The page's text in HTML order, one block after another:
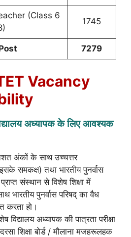
(Class 6
1745
7279
Vacancy
अध्यापक के लिए आवश्यक
अंकों के साथ उच्चत्तर
समकक्ष) तथा भारतीय पुनर्वास
संस्थान से विशेष शिक्षा में
भारतीय पुनर्वास परिषद् का वैध
करता हो।
विद्यालय अध्यापक की पात्रता परीक्षा
शिक्षा बोर्ड / मौलाना मजहरूलहक